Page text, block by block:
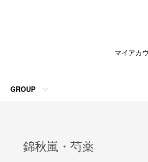
GROUP
マイアカ
錦秋嵐・芍薬